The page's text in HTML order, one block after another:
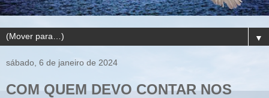
▼
sábado, 6 de janeiro de 2024
COM QUEM DEVO CONTAR NOS